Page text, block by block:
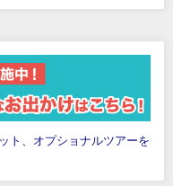
ト、オプショナルツアーを